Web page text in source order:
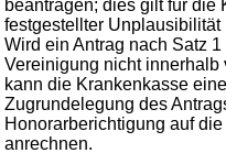
beantragen; dies gilt für die
festgestellter Unplausibilität
Wird ein Antrag nach Satz
Vereinigung nicht innerhalb
kann die Krankenkasse
Zugrundelegung des
Honorarberichtigung auf
anrechnen.